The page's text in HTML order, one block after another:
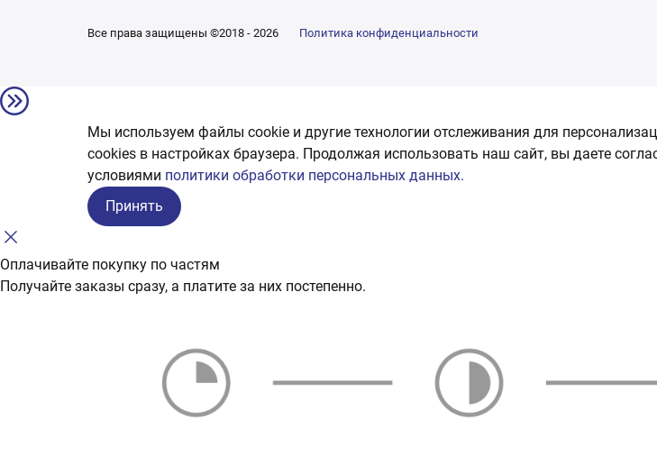
Все права защищены ©2018 - 2026 Политика конфиденциальности
Мы используем файлы cookie и другие технологии отслеживания для
сookies в настройках браузера. Продолжая использовать наш сайт, вы даете
условиями политики обработки персональных данных.
Принять
Оплачивайте покупку по частям
Получайте заказы сразу, а платите за них постепенно.